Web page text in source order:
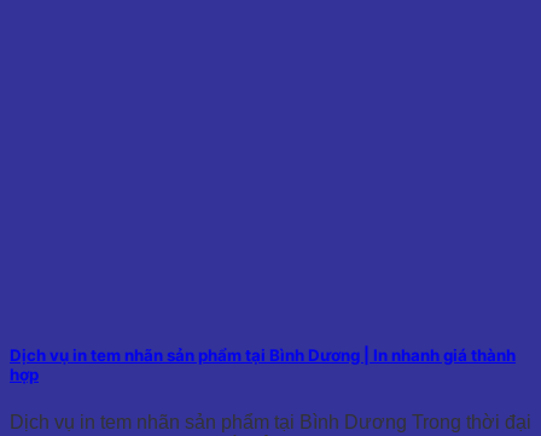
Dịch vụ in tem nhãn sản phẩm tại Bình Dương | In nhanh giá thành
hợp
Dịch vụ in tem nhãn sản phẩm tại Bình Dương Trong thời đại